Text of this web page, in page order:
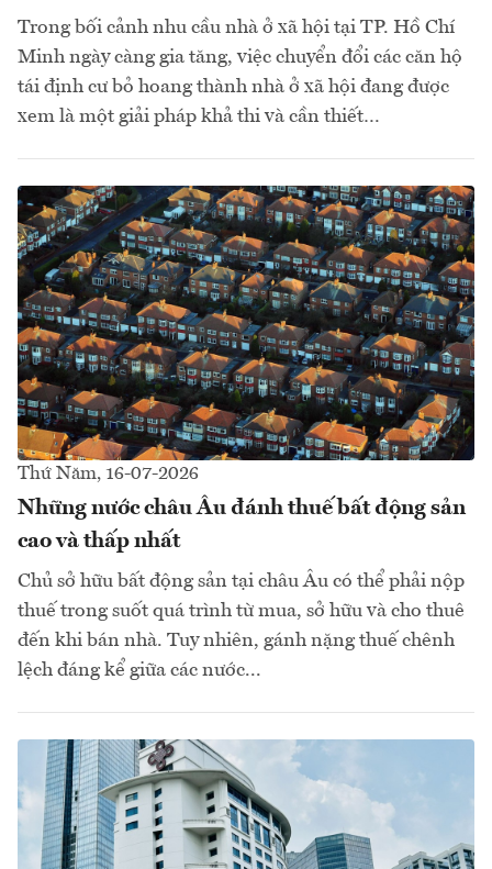
Trong bối cảnh nhu cầu nhà ở xã hội tại TP. Hồ Chí
Minh ngày càng gia tăng, việc chuyển đổi các căn hộ
tái định cư bỏ hoang thành nhà ở xã hội đang được
xem là một giải pháp khả thi và cần thiết…
Thứ Năm, 16-07-2026
Những nước châu Âu đánh thuế bất động sản
cao và thấp nhất
Chủ sở hữu bất động sản tại châu Âu có thể phải nộp
thuế trong suốt quá trình từ mua, sở hữu và cho thuê
đến khi bán nhà. Tuy nhiên, gánh nặng thuế chênh
lệch đáng kể giữa các nước...